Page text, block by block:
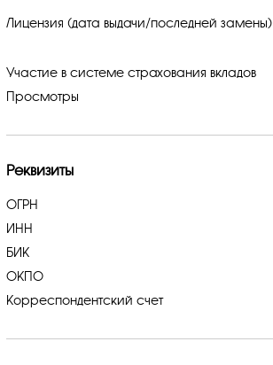
Лицензия (дата выдачи/последней замены)
Участие в системе страхования вкладов
Просмотры
Реквизиты
ОГРН
ИНН
БИК
ОКПО
Корреспондентский счет